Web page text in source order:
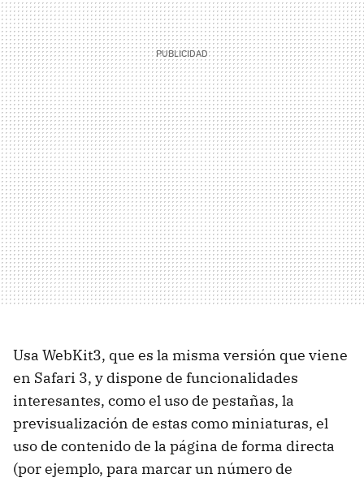
Usa WebKit3, que es la misma versión que viene
en Safari 3, y dispone de funcionalidades
interesantes, como el uso de pestañas, la
previsualización de estas como miniaturas, el
uso de contenido de la página de forma directa
(por ejemplo, para marcar un número de